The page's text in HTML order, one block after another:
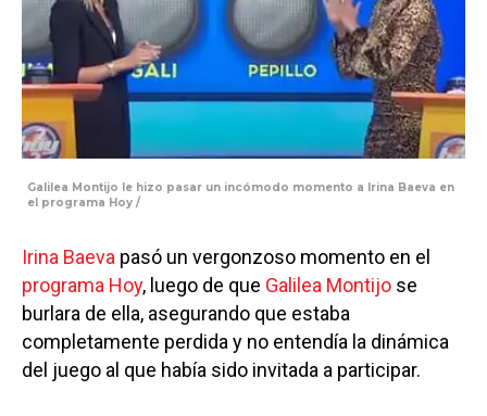
Galilea Montijo le hizo pasar un incómodo momento a Irina Baeva en
el programa Hoy /
Irina Baeva pasó un vergonzoso momento en el
programa Hoy, luego de que Galilea Montijo se
burlara de ella, asegurando que estaba
completamente perdida y no entendía la dinámica
del juego al que había sido invitada a participar.